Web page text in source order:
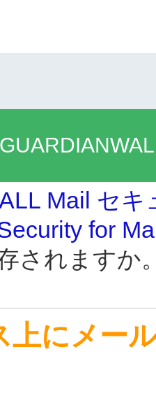
Mail セ
for
されますか
上にメー